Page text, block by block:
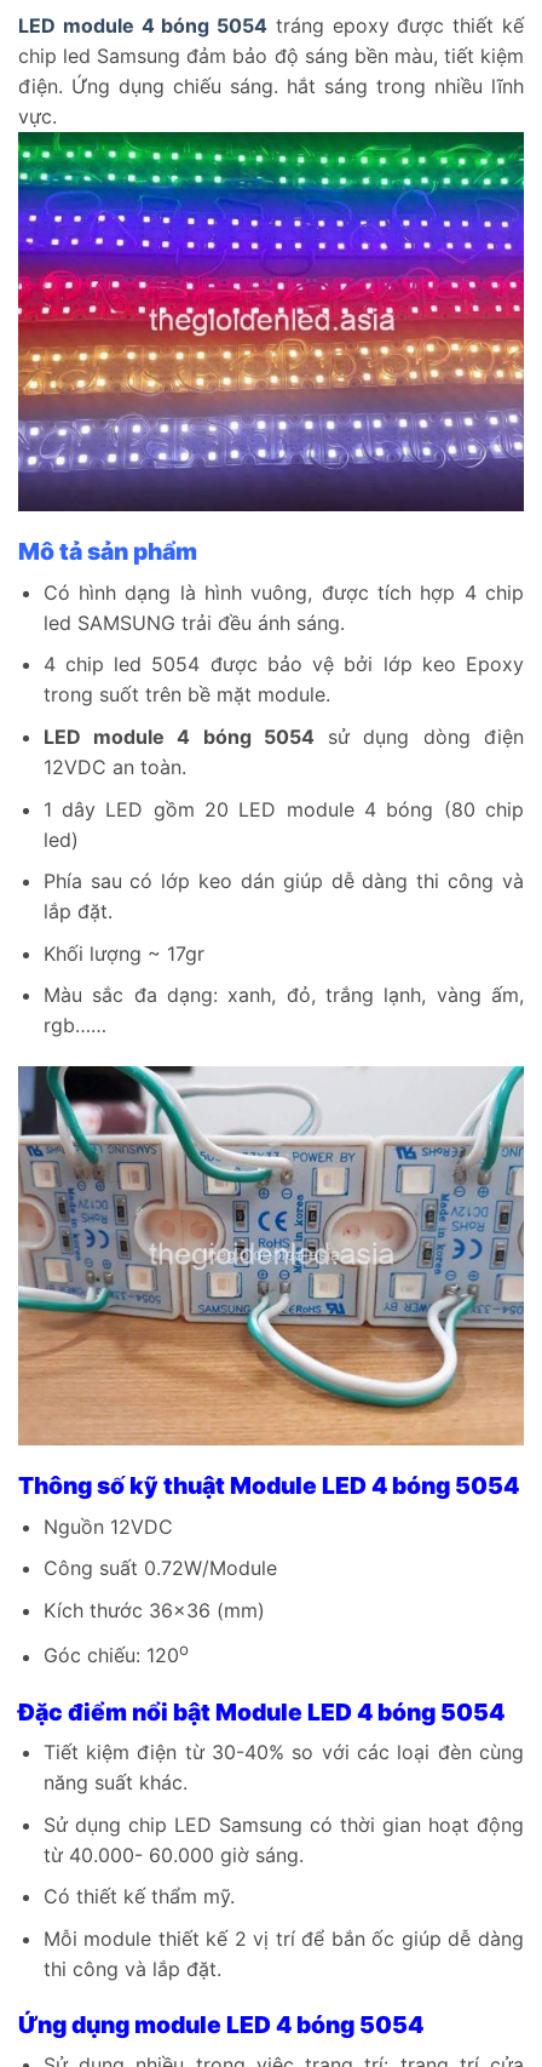
LED module 4 bóng 5054 tráng epoxy được thiết kế
chip led Samsung đảm bảo độ sáng bền màu, tiết kiệm
điện. Ứng dụng chiếu sáng. hắt sáng trong nhiều lĩnh
vực.
Mô tả sản phẩm
Có hình dạng là hình vuông, được tích hợp 4 chip
led SAMSUNG trải đều ánh sáng.
4 chip led 5054 được bảo vệ bởi lớp keo Epoxy
trong suốt trên bề mặt module.
LED module 4 bóng 5054 sử dụng dòng điện
12VDC an toàn.
1 dây LED gồm 20 LED module 4 bóng (80 chip
led)
Phía sau có lớp keo dán giúp dễ dàng thi công và
lắp đặt.
Khối lượng ~ 17gr
Màu sắc đa dạng: xanh, đỏ, trắng lạnh, vàng ấm,
rgb……
Thông số kỹ thuật Module LED 4 bóng 5054
Nguồn 12VDC
Công suất 0.72W/Module
Kích thước 36×36 (mm)
Góc chiếu: 120o
Đặc điểm nổi bật Module LED 4 bóng 5054
Tiết kiệm điện từ 30-40% so với các loại đèn cùng
năng suất khác.
Sử dụng chip LED Samsung có thời gian hoạt động
từ 40.000- 60.000 giờ sáng.
Có thiết kế thẩm mỹ.
Mỗi module thiết kế 2 vị trí để bắn ốc giúp dễ dàng
thi công và lắp đặt.
Ứng dụng module LED 4 bóng 5054